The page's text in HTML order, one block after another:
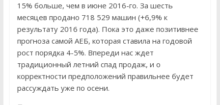
15% больше, чем в июне 2016-го. За шесть
месяцев продано 718 529 машин (+6,9% к
результату 2016 года). Пока это даже позитивнее
прогноза самой АЕБ, которая ставила на годовой
рост порядка 4-5%. Впереди нас ждет
традиционный летний спад продаж, и о
корректности предположений правильнее будет
рассуждать уже по осени.